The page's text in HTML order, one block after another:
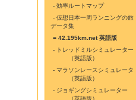
- 効率ルートマップ
- 仮想日本一周ランニングの旅
データ集
= 42.195km.net 英語版
- トレッドミルシミュレーター
（英語版）
- マラソンレースシミュレータ
（英語版）
- ジョギングシミュレーター
（英語版）